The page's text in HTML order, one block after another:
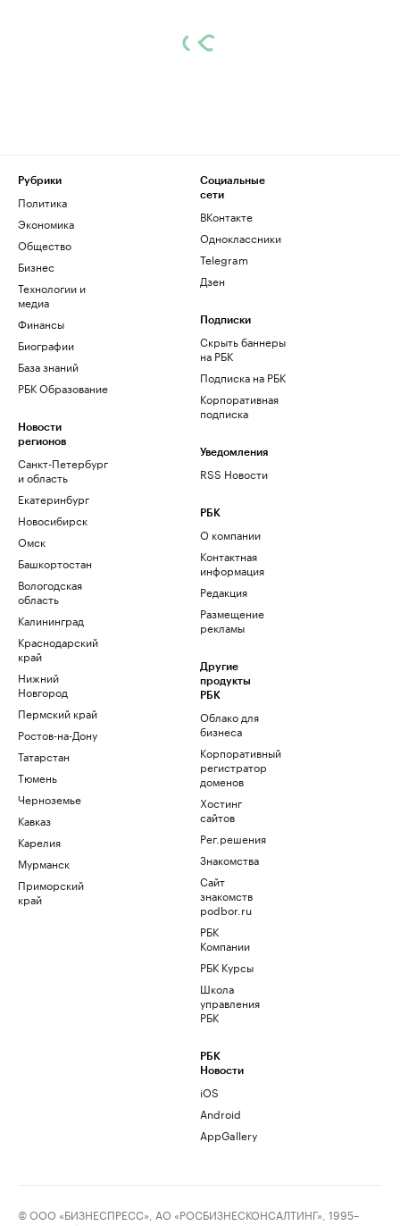
Рубрики
Политика
Экономика
Общество
Бизнес
Технологии и
медиа
Финансы
Биографии
База знаний
РБК Образование
Новости
регионов
Санкт-Петербург
и область
Екатеринбург
Новосибирск
Омск
Башкортостан
Вологодская
область
Калининград
Краснодарский
край
Нижний
Новгород
Пермский край
Ростов-на-Дону
Татарстан
Тюмень
Черноземье
Кавказ
Карелия
Мурманск
Приморский
край
Социальные
сети
ВКонтакте
Одноклассники
Telegram
Дзен
Подписки
Скрыть баннеры
на РБК
Подписка на РБК
Корпоративная
подписка
Уведомления
RSS Новости
РБК
О компании
Контактная
информация
Редакция
Размещение
рекламы
Другие
продукты
РБК
Облако для
бизнеса
Корпоративный
регистратор
доменов
Хостинг
сайтов
Рег.решения
Знакомства
Сайт
знакомств
podbor.ru
РБК
Компании
РБК Курсы
Школа
управления
РБК
РБК
Новости
iOS
Android
AppGallery
© ООО «БИЗНЕСПРЕСС», АО «РОСБИЗНЕСКОНСАЛТИНГ», 1995–